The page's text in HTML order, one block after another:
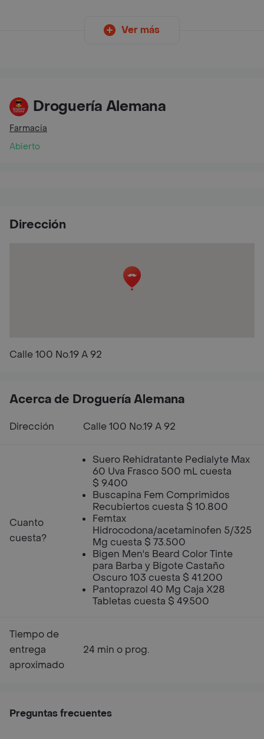
Ver más
Droguería Alemana
Farmacia
Abierto
Dirección
Calle 100 No.19 A 92
Acerca de Droguería Alemana
Dirección Calle 100 No.19 A 92
Cuanto
cuesta?
Suero Rehidratante Pedialyte Max
60 Uva Frasco 500 mL cuesta
$ 9.400
Buscapina Fem Comprimidos
Recubiertos cuesta $ 10.800
Femtax
Hidrocodona/acetaminofen 5/325
Mg cuesta $ 73.500
Bigen Men's Beard Color Tinte
para Barba y Bigote Castaño
Oscuro 103 cuesta $ 41.200
Pantoprazol 40 Mg Caja X28
Tabletas cuesta $ 49.500
Tiempo de
entrega
aproximado
24 min o prog.
Preguntas frecuentes